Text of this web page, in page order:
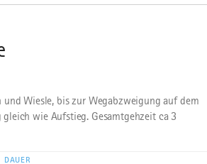
Wiesle, bis zur Wegabzweigung auf dem
wie Aufstieg. Gesamtgehzeit ca 3
DAUER